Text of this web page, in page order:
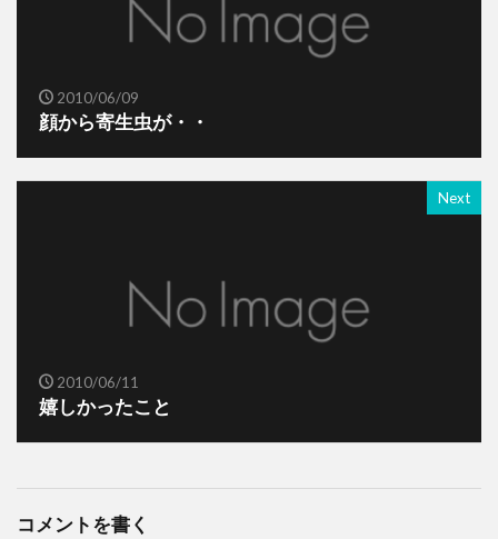
2010/06/09
顔から寄生虫が・・
Next
2010/06/11
嬉しかったこと
コメントを書く